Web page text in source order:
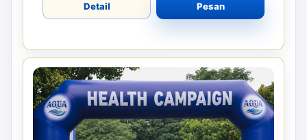
Detail Pesan